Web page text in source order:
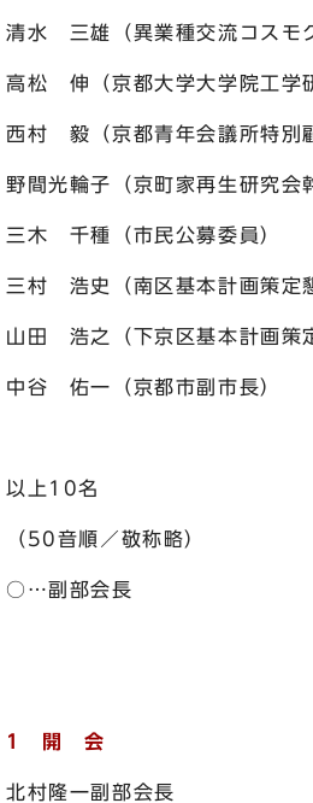
清水 三雄（異業種交流コスモ
高松 伸（京都大学大学院工学
西村 毅（京都青年会議所特
野間光輪子（京町家再生研究
三木 千種（市民公募委員）
三村 浩史（南区基本計画策定
山田 浩之（下京区基本計画策
中谷 佑
以
（50音順／敬称略）
○…副部会長
1 開 会
北村隆一副部会長